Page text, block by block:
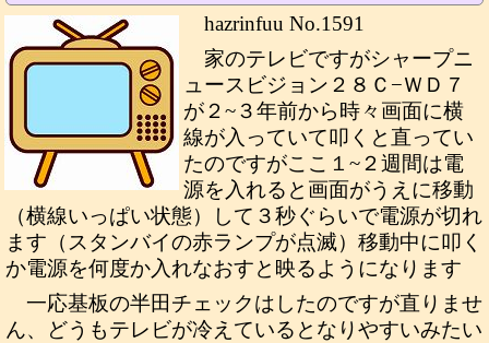
hazrinfuu No.1591
家のテレビですがシャープニ
ュースビジョン２８Ｃ−ＷＤ７
が２~３年前から時々画面に横
線が入っていて叩くと直ってい
たのですがここ１~２週間は電
源を入れると画面がうえに移動
（横線いっぱい状態）して３秒ぐらいで電源が切れ
ます（スタンバイの赤ランプが点滅）移動中に叩く
か電源を何度か入れなおすと映るようになります
一応基板の半田チェックはしたのですが直りませ
ん、どうもテレビが冷えているとなりやすいみたい